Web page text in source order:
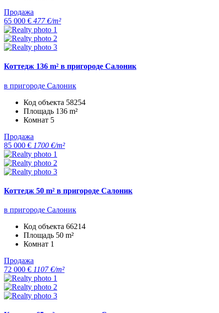
Продажа
65 000 € 477 €/m²
Коттедж 136 m² в пригороде Салоник
в пригороде Салоник
Код объекта 58254
Площадь 136 m²
Комнат 5
Продажа
85 000 € 1700 €/m²
Коттедж 50 m² в пригороде Салоник
в пригороде Салоник
Код объекта 66214
Площадь 50 m²
Комнат 1
Продажа
72 000 € 1107 €/m²